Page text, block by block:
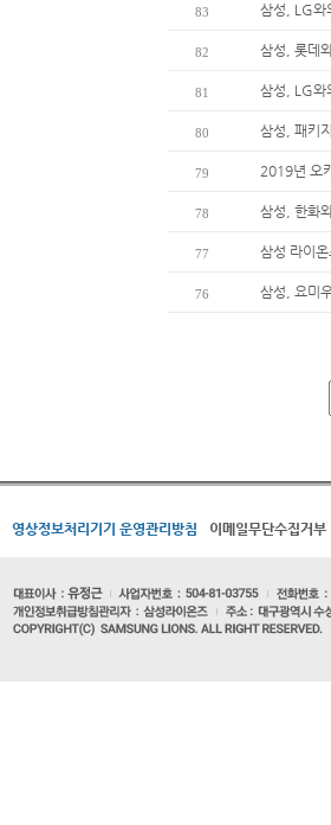
83 삼성, LG와
82 삼성, 롯데
81 삼성, LG와
80 삼성, 패키
79 2019년 오
78 삼성, 한화
77 삼성 라이
76 삼성, 요미
영상정보처리기기 운영관리방침 이메일무단수집거부